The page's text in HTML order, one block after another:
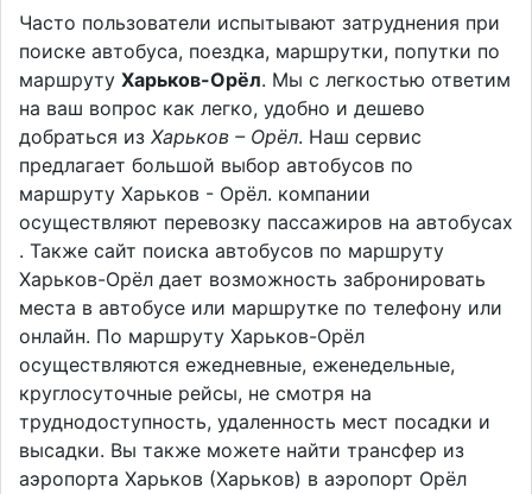
Часто пользователи испытывают затруднения при
поиске автобуса, поездка, маршрутки, попутки по
маршруту Харьков-Орёл. Мы с легкостью ответим
на ваш вопрос как легко, удобно и дешево
добраться из Харьков – Орёл. Наш сервис
предлагает большой выбор автобусов по
маршруту Харьков - Орёл. компании
осуществляют перевозку пассажиров на автобусах
. Также сайт поиска автобусов по маршруту
Харьков-Орёл дает возможность забронировать
места в автобусе или маршрутке по телефону или
онлайн. По маршруту Харьков-Орёл
осуществляются ежедневные, еженедельные,
круглосуточные рейсы, не смотря на
труднодоступность, удаленность мест посадки и
высадки. Вы также можете найти трансфер из
аэропорта Харьков (Харьков) в аэропорт Орёл